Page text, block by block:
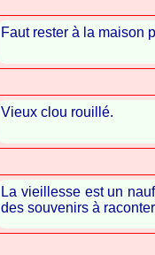
Faut rester à la maison
Vieux clou rouillé.
La vieillesse est un
des souvenirs à